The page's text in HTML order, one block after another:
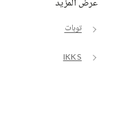
عرض المزيد
توبات
IKKS